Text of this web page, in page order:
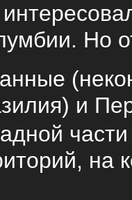
Но
и
на